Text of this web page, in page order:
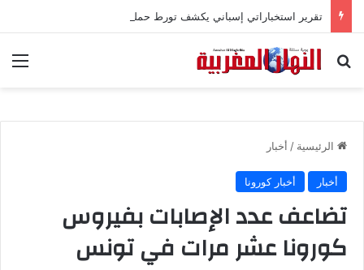
بحث عن
الرئيسية / أخبار
أخبار أخبار كورونا
تضاعف عدد الإصابات بفيروس
كورونا عشر مرات في تونس